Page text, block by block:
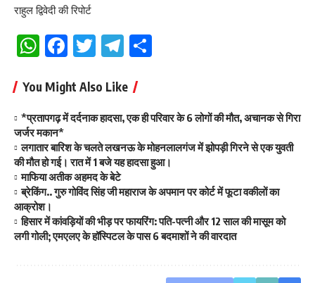
राहुल द्विवेदी की रिपोर्ट
WhatsApp
Facebook
TwitterTelegram
You Might Also Like
*प्रतापगढ़ में दर्दनाक हादसा, एक ही परिवार के 6 लोगों की मौत, अचानक से गिरा
जर्जर मकान*
लगातार बारिश के चलते लखनऊ के मोहनलालगंज में झोपड़ी गिरने से एक युवती
की मौत हो गई। रात में 1 बजे यह हादसा हुआ।
माफिया अतीक अहमद के बेटे
ब्रेकिंग.. गुरु गोविंद सिंह जी महाराज के अपमान पर कोर्ट में फूटा वकीलों का
आक्रोश।
हिसार में कांवड़ियों की भीड़ पर फायरिंग: पति-पत्नी और 12 साल की मासूम को
लगी गोली; एमएलए के हॉस्पिटल के पास 6 बदमाशों ने की वारदात